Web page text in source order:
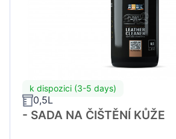
k dispozici (3-5 days)
0,5L
- SADA NA ČIŠTĚNÍ KŮŽE